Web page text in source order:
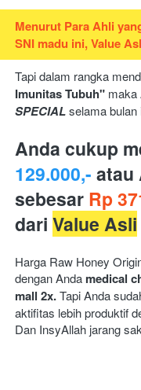
Menurut Para Ahli
SNI madu ini, Value
Tapi dalam rangka
Imunitas Tubuh" maka
SPECIAL selama bulan
Anda cukup
129.000,- atau
sebesar Rp
dari Value Asli
Harga Raw Honey
dengan Anda medical
mall 2x. Tapi Anda
aktifitas lebih produktif
Dan InsyAllah jarang